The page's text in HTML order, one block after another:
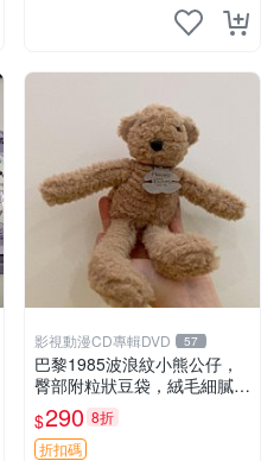
影視動漫CD專輯DVD 57
巴黎1985波浪紋小熊公仔，
臀部附粒狀豆袋，絨毛細膩臉
部可愛，中古嚴選推薦 小熊
公仔 豆袋
$290 8折
折扣碼